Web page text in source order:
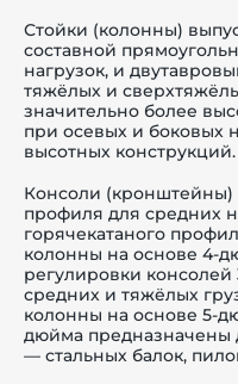
Стойки (колонны)
составной
нагрузок, и
тяжёлых и
значительно более
при осевых и боковых
высотных конструкций.
Консоли (кронштейны)
профиля для средних
горячекатаного
колонны на основе 4-
регулировки
средних и тяжёлых
колонны на основе 5-
дюйма предназначены
— стальных балок,